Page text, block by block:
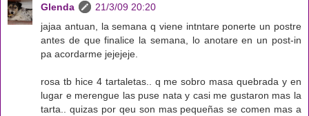
Glenda
21/3/09 20:20
jajaa antuan, la semana q viene intntare ponerte un postre
antes de que finalice la semana, lo anotare en un post-in
pa acordarme jejejeje.
rosa tb hice 4 tartaletas.. q me sobro masa quebrada y en
lugar e merengue las puse nata y casi me gustaron mas la
tarta.. quizas por qeu son mas pequeñas se comen mas a